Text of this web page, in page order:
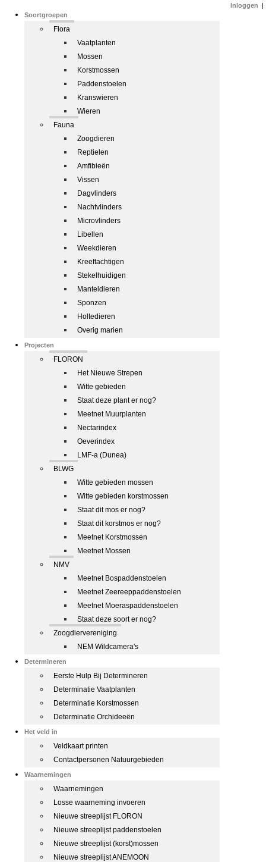
Soortgroepen
Flora
Vaatplanten
Mossen
Korstmossen
Paddenstoelen
Kranswieren
Wieren
Fauna
Zoogdieren
Reptielen
Amfibieën
Vissen
Dagvlinders
Nachtvlinders
Microvlinders
Libellen
Weekdieren
Kreeftachtigen
Stekelhuidigen
Manteldieren
Sponzen
Holtedieren
Overig marien
Projecten
FLORON
Het Nieuwe Strepen
Witte gebieden
Staat deze plant er nog?
Meetnet Muurplanten
Nectarindex
Oeverindex
LMF-a (Dunea)
BLWG
Witte gebieden mossen
Witte gebieden korstmossen
Staat dit mos er nog?
Staat dit korstmos er nog?
Meetnet Korstmossen
Meetnet Mossen
NMV
Meetnet Bospaddenstoelen
Meetnet Zeereeppaddenstoelen
Meetnet Moeraspaddenstoelen
Staat deze soort er nog?
Zoogdiervereniging
NEM Wildcamera's
Determineren
Eerste Hulp Bij Determineren
Determinatie Vaatplanten
Determinatie Korstmossen
Determinatie Orchideeën
Het veld in
Veldkaart printen
Contactpersonen Natuurgebieden
Waarnemingen
Waarnemingen
Losse waarneming invoeren
Nieuwe streeplijst FLORON
Nieuwe streeplijst paddenstoelen
Nieuwe streeplijst (korst)mossen
Nieuwe streeplijst ANEMOON
Inloggen |